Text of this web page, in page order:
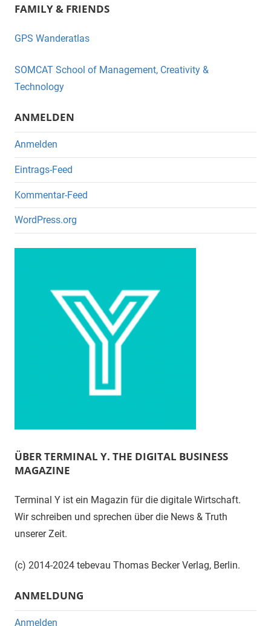
c
e
o
o
k
tt
er
FAMILY & FRIENDS
GPS Wanderatlas
SOMCAT School of Management, Creativity &
Technology
ANMELDEN
Anmelden
Eintrags-Feed
Kommentar-Feed
WordPress.org
ÜBER TERMINAL Y. THE DIGITAL BUSINESS
MAGAZINE
Terminal Y ist ein Magazin für die digitale Wirtschaft.
Wir schreiben und sprechen über die News & Truth
unserer Zeit.
(c) 2014-2024 tebevau Thomas Becker Verlag, Berlin.
ANMELDUNG
Anmelden